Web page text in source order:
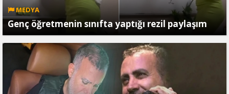
MEDYA
Genç öğretmenin sınıfta yaptığı rezil paylaşım